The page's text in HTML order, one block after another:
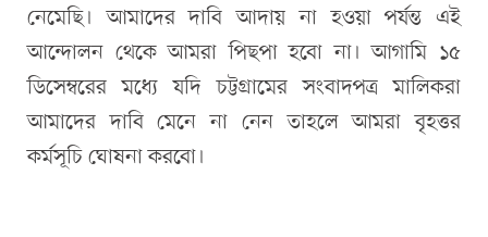
নেমেছি। আমাদের দাবি আদায় না হওয়া পর্যন্ত এই
আন্দোলন থেকে আমরা পিছপা হবো না। আগামি ১৫
ডিসেম্বরের মধ্যে যদি চট্টগ্রামের সংবাদপত্র মালিকরা
আমাদের দাবি মেনে না নেন তাহলে আমরা বৃহত্তর
কর্মসূচি ঘোষনা করবো।